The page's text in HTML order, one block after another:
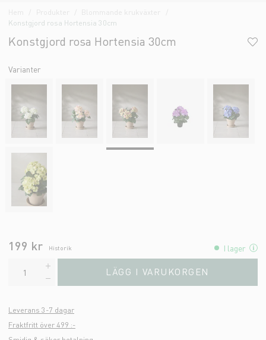
Hem Produkter
Blommande krukväxter
Konstgjord rosa Hortensia 30cm
Konstgjord rosa Hortensia 30cm
Varianter
199 kr Historik I lager
LÄGG I VARUKORGEN
Leverans 3-7 dagar
Fraktfritt över 499 :-